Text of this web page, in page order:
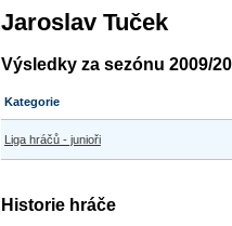
Jaroslav Tuček
Výsledky za sezónu 2009/
Kategorie
Liga hráčů - junioři
Historie hráče